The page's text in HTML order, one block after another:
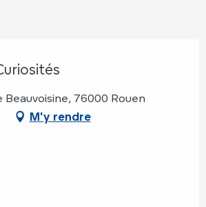
Beauvoisine, 76000 Rouen
M'y rendre